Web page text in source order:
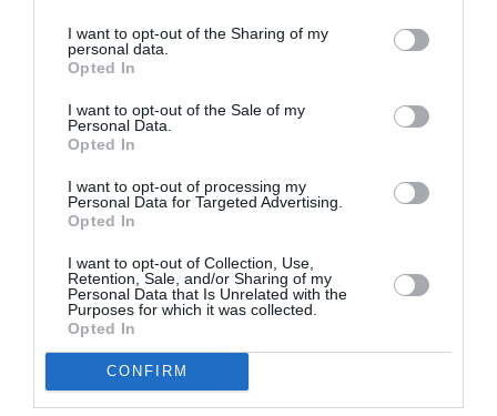
I want to opt-out of the Sharing of my
personal data.
Opted In
I want to opt-out of the Sale of my
Personal Data.
Opted In
I want to opt-out of processing my
Personal Data for Targeted Advertising.
Opted In
I want to opt-out of Collection, Use,
Retention, Sale, and/or Sharing of my
Personal Data that Is Unrelated with the
Purposes for which it was collected.
Opted In
CONFIRM
O «Οιδίποδας» του
Ρόμπερτ Άικ ξανά
στη Στέγη – Με τους
Νίκο Κουρή & Μαρία
ελληνική όπερα του